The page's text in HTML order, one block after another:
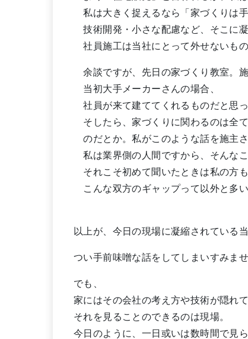
私は大きく捉えるなら「家づくりは
技術開発・小さな配慮など、そこに凝
社員施工は当社にとって外せないもの
余談ですが、先日の家づくり教室。施
当初大手メーカーさんの場合、
社員が来て建ててくれるものだと思っ
そしたら、家づくりに関わるのは全
のだとか。私がこのような話を施主
私は業界側の人間ですから、そんな
それこそ初めて聞いたときは私の方も
こんな双方のギャップって以外と多い
以上が、今日の現場に凝縮されている
つい手前味噌な話をしてしまいすみませ
でも、
家にはその会社の考え方や技術が隠れて
それを見ることのできるのは現場。
今日のように、一日或いは数時間で見